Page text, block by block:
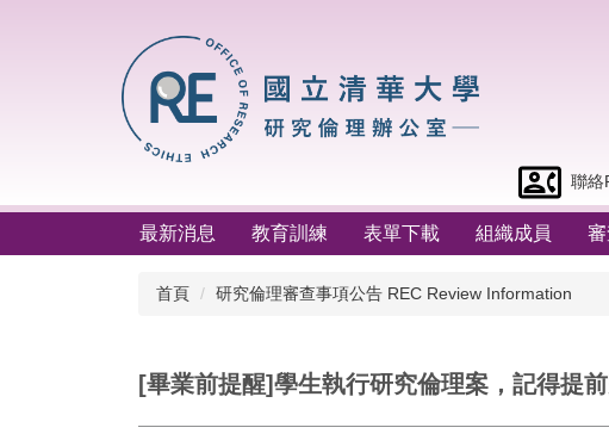
聯絡
最新消息 教育訓練 表單下載 組織成員
首頁 研究倫理審查事項公告 REC Review Information
[畢業前提醒]學生執行研究倫理案，記得提